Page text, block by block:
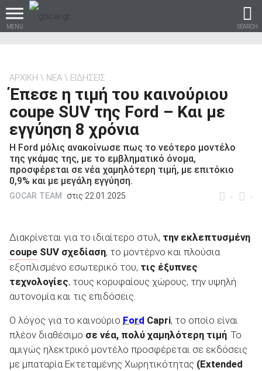
MENU SEARCH
Βρες τα πάντα για το
αυτοκίνητο!
βρες το!
Καινούρια
ΑΝΑΖΗΤΗΣΗ
Μεταχειρισμένα
ΑΡΧΙΚΗ ΝΕΑ ΕΙΔΗΣΕΙΣ
Έπεσε η τιμή του καινούριου
coupe SUV της Ford – Και με
εγγύηση 8 χρόνια
Η Ford μόλις ανακοίνωσε πως το νεότερο μοντέλο
της γκάμας της, με το εμβληματικό όνομα,
προσφέρεται σε νέα χαμηλότερη τιμή, με επιτόκιο
0,9% και με μεγάλη εγγύηση.
- -
GOCAR TEAM στις 22.01.2025
Διακρίνεται για το ιδιαίτερο στυλ, την εκλεπτυσμένη
coupe SUV σχεδίαση, το μοντέρνο και πλούσια
εξοπλισμένο εσωτερικό του, τις έξυπνες
τεχνολογίες, τους κορυφαίους χώρους, την υψηλή
αυτονομία και τις επιδόσεις.
Ο λόγος για το καινούριο Ford Capri, το οποίο είναι
πλέον διαθέσιμο σε νέα, πολύ χαμηλότερη τιμή. Το
αμιγώς ηλεκτρικό μοντέλο προσφέρεται σε εκδόσεις
με μπαταρία Εκτεταμένης Χωρητικότητας (Extended